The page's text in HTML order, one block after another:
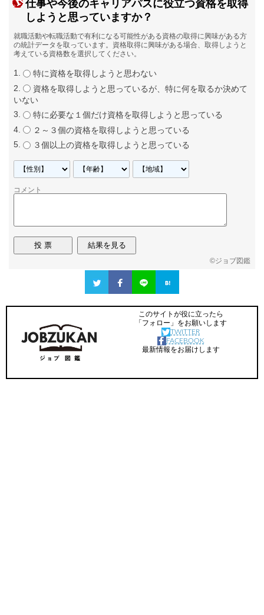
仕事や今後のキャリアパスに役立つ資格を取得
しようと思っていますか？
就職活動や転職活動で有利になる可能性がある資格の取得に興味がある方
の統計データを取っています。資格取得に興味がある場合、取得しようと
考えている資格数を選択してください。
特に資格を取得しようと思わない
資格を取得しようと思っているが、特に何を取るか決めて
いない
特に必要な１個だけ資格を取得しようと思っている
２～３個の資格を取得しようと思っている
３個以上の資格を取得しようと思っている
コメント
©ジョブ図鑑
このサイトが役に立ったら
「フォロー」をお願いします
TWITTER
FACEBOOK
最新情報をお届けします